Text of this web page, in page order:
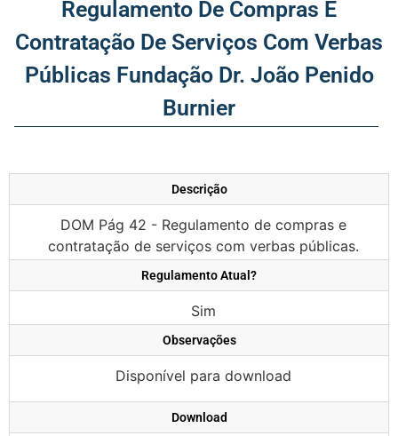
Regulamento De Compras E
Contratação De Serviços Com Verbas
Públicas Fundação Dr. João Penido
Burnier
Descrição
DOM Pág 42 - Regulamento de compras e
contratação de serviços com verbas públicas.
Regulamento Atual?
Sim
Observações
Disponível para download
Download